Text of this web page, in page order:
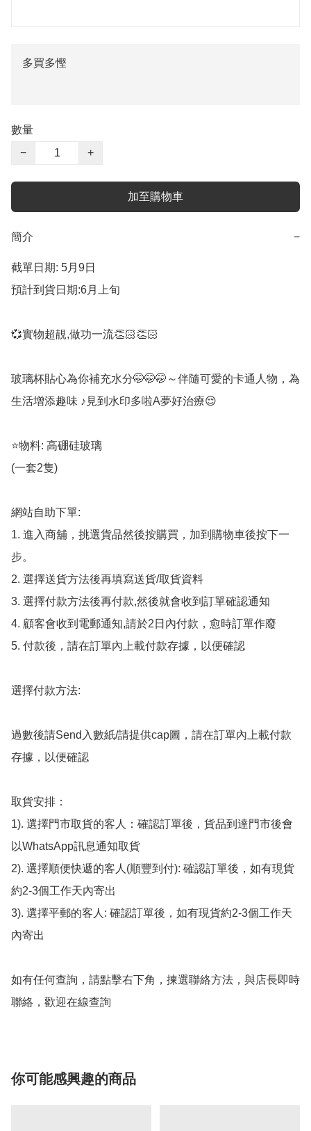
多買多慳
數量
−
+
加至購物車
簡介 −
截單日期: 5月9日
預計到貨日期:6月上旬
💞實物超靚,做功一流👏🏻👏🏻
玻璃杯貼心為你補充水分🤭🤭🤭～伴隨可愛的卡通人物，為
生活增添趣味 ♪見到水印多啦A夢好治療😌
⭐️物料: 高硼硅玻璃
(一套2隻)
網站自助下單:
1. 進入商舖，挑選貨品然後按購買，加到購物車後按下一
步。
2. 選擇送貨方法後再填寫送貨/取貨資料
3. 選擇付款方法後再付款,然後就會收到訂單確認通知
4. 顧客會收到電郵通知,請於2日內付款，愈時訂單作廢
5. 付款後，請在訂單內上載付款存據，以便確認
選擇付款方法:
過數後請Send入數紙/請提供cap圖，請在訂單內上載付款
存據，以便確認
取貨安排：
1). 選擇門市取貨的客人：確認訂單後，貨品到達門市後會
以WhatsApp訊息通知取貨
2). 選擇順便快遞的客人(順豐到付): 確認訂單後，如有現貨
約2-3個工作天內寄出
3). 選擇平郵的客人: 確認訂單後，如有現貨約2-3個工作天
內寄出
如有任何查詢，請點擊右下角，揀選聯絡方法，與店長即時
聯絡，歡迎在線查詢
你可能感興趣的商品